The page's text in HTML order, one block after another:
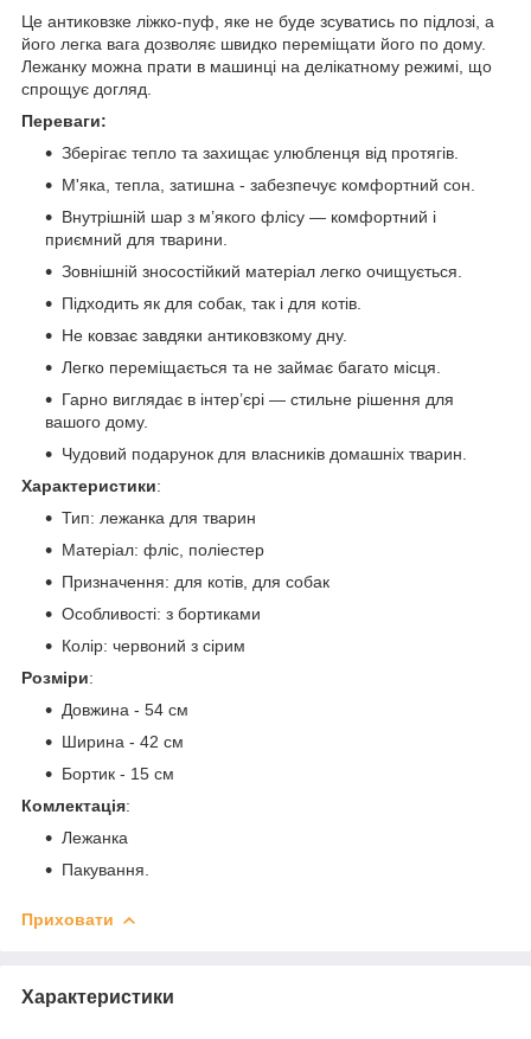
Це антиковзке ліжко-пуф, яке не буде зсуватись по підлозі, а
його легка вага дозволяє швидко переміщати його по дому.
Лежанку можна прати в машинці на делікатному режимі, що
спрощує догляд.
Переваги:
Зберігає тепло та захищає улюбленця від протягів.
М'яка, тепла, затишна - забезпечує комфортний сон.
Внутрішній шар з м’якого флісу — комфортний і
приємний для тварини.
Зовнішній зносостійкий матеріал легко очищується.
Підходить як для собак, так і для котів.
Не ковзає завдяки антиковзкому дну.
Легко переміщається та не займає багато місця.
Гарно виглядає в інтер’єрі — стильне рішення для
вашого дому.
Чудовий подарунок для власників домашніх тварин.
Характеристики:
Тип: лежанка для тварин
Матеріал: фліс, поліестер
Призначення: для котів, для собак
Особливості: з бортиками
Колір: червоний з сірим
Розміри:
Довжина - 54 см
Ширина - 42 см
Бортик - 15 см
Комлектація:
Лежанка
Пакування.
Приховати
Характеристики